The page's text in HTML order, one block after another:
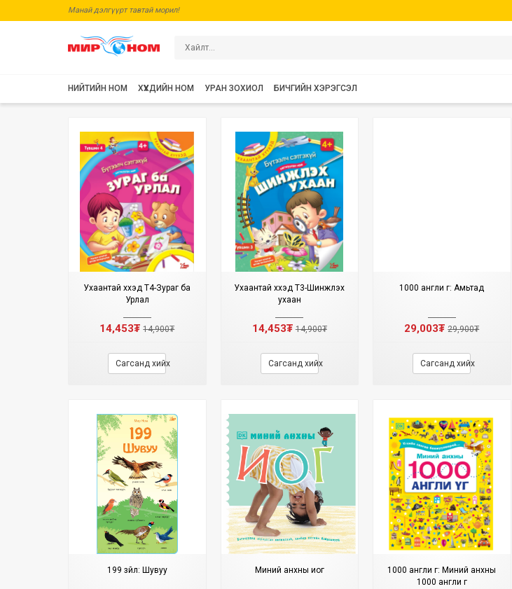
Манай дэлгүүрт тавтай морил!
НИЙТИЙН НОМ ХҮҮХДИЙН НОМ УРАН ЗОХИОЛ БИЧГИЙН ХЭРЭГСЭЛ
Ухаантай хүүхэд Т4-Зураг ба
Урлал
14,453₮14,900₮
Сагсанд хийх
Ухаантай хүүхэд Т3-Шинжлэх
ухаан
14,453₮14,900₮
Сагсанд хийх
1000 англи үг: Амьтад
29,003₮29,900₮
Сагсанд хийх
199 зүйл: Шувуу Миний анхны иог
1000 англи үг: Миний анхны
1000 англи үг